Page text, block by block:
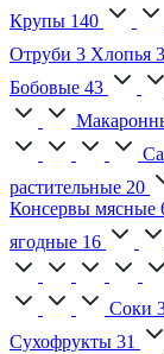
Крупы 140
Отруби 3 Хлопья
Бобовые 43
растительные 20
Консервы мясные
ягодные 16
Соки
Сухофрукты 31